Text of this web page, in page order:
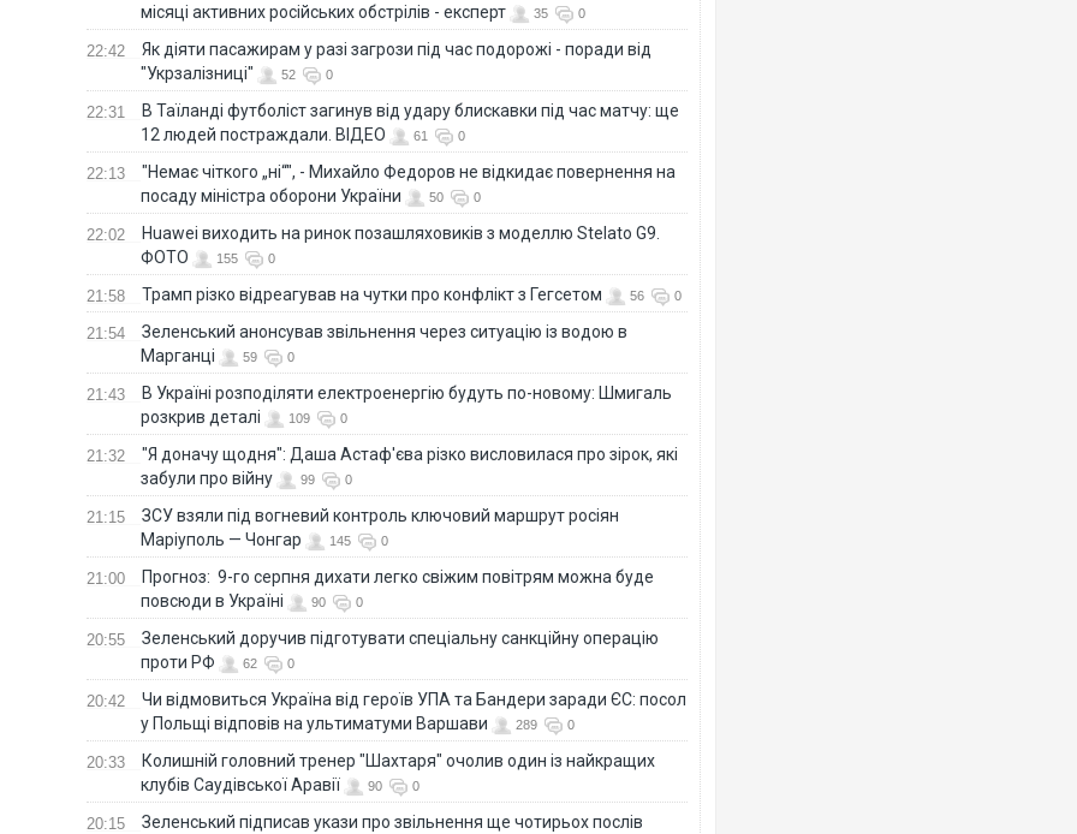
місяці активних російських обстрілів - експерт
35 0
22:42
Як діяти пасажирам у разі загрози під час подорожі - поради від
"Укрзалізниці"
52 0
22:31
В Таїланді футболіст загинув від удару блискавки під час матчу: ще
12 людей постраждали. ВІДЕО
61 0
22:13
"Немає чіткого „ні“", - Михайло Федоров не відкидає повернення на
посаду міністра оборони України
50 0
22:02
Huawei виходить на ринок позашляховиків з моделлю Stelato G9.
ФОТО
155 0
21:58 Трамп різко відреагував на чутки про конфлікт з Гегсетом 56 0
21:54
Зеленський анонсував звільнення через ситуацію із водою в
Марганці
59 0
21:43
В Україні розподіляти електроенергію будуть по-новому: Шмигаль
розкрив деталі
109 0
21:32
"Я доначу щодня": Даша Астаф'єва різко висловилася про зірок, які
забули про війну
99 0
21:15
ЗСУ взяли під вогневий контроль ключовий маршрут росіян
Маріуполь — Чонгар
145 0
21:00
Прогноз: 9-го серпня дихати легко свіжим повітрям можна буде
повсюди в Україні
90 0
20:55
Зеленський доручив підготувати спеціальну санкційну операцію
проти РФ
62 0
20:42
Чи відмовиться Україна від героїв УПА та Бандери заради ЄС: посол
у Польщі відповів на ультиматуми Варшави
289 0
20:33
Колишній головний тренер "Шахтаря" очолив один із найкращих
клубів Саудівської Аравії
90 0
20:15 Зеленський підписав укази про звільнення ще чотирьох послів